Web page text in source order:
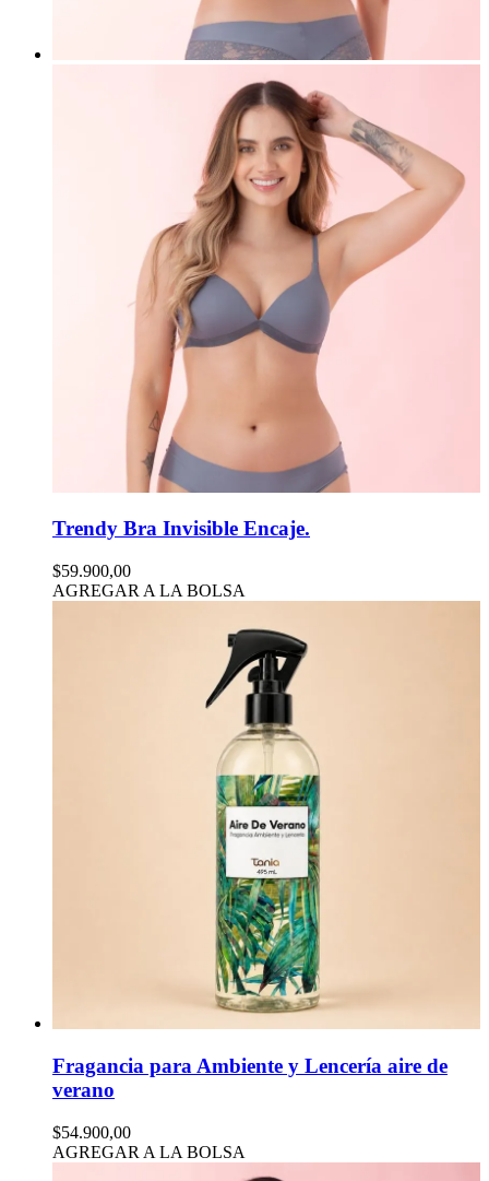
Trendy Bra Invisible Encaje.
$59.900,00
AGREGAR A LA BOLSA
Fragancia para Ambiente y Lencería aire de
verano
$54.900,00
AGREGAR A LA BOLSA